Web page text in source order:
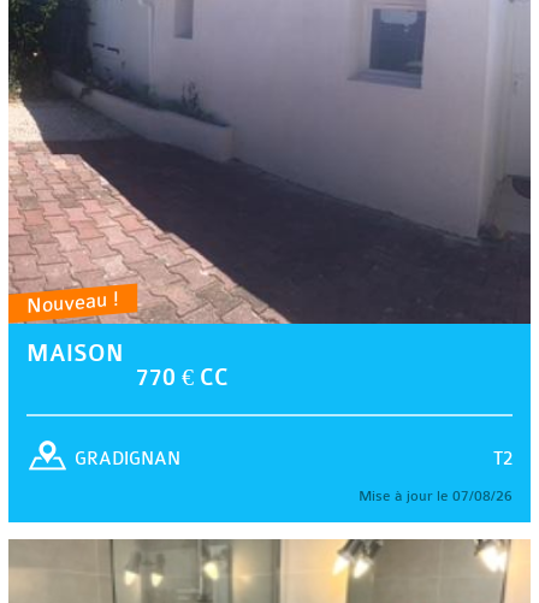
Nouveau !
MAISON
770 € CC
T2
GRADIGNAN
Mise à jour le 07/08/26